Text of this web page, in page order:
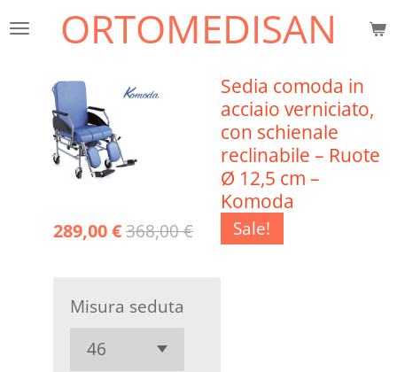
Vai
principale
ORTOMEDISAN
Sedia comoda in
acciaio verniciato,
con schienale
reclinabile – Ruote
Ø 12,5 cm –
Komoda
Sale!
289,00 €368,00 €
Misura seduta